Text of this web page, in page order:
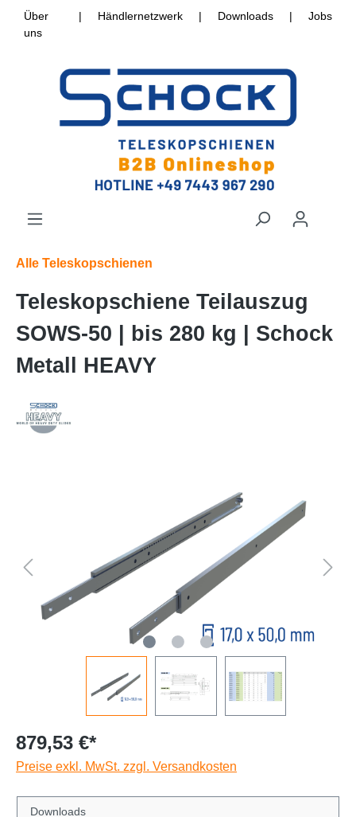
Über
uns
| Händlernetzwerk | Downloads | Jobs
Alle Teleskopschienen
Teleskopschiene Teilauszug
SOWS-50 | bis 280 kg | Schock
Metall HEAVY
879,53 €*
Preise exkl. MwSt. zzgl. Versandkosten
Downloads